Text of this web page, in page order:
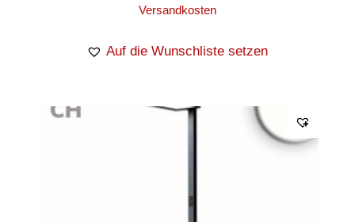
Versandkosten
Auf die Wunschliste setzen